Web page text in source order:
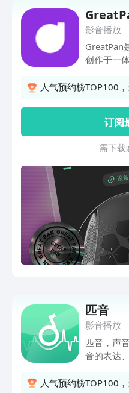
影音播放
GreatPan
创作于一
享：一键
录你的美
238种乐
乐器更是
简单易学
秒变音乐
匠心，是
音乐潮品
可满足听
酷分享等
DSP声音
场，带给
缝搭配传
乐器、音
录你的美
演、弹唱
人气预约榜TOP100
订阅
需 下 载
匹音
影音播放
匹音，声
音的表达
频、看不
人气预约榜TOP100